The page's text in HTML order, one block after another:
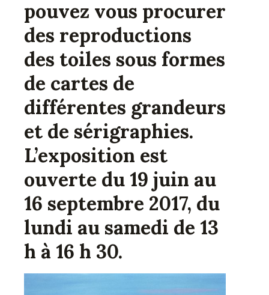
pouvez vous procurer
des reproductions
des toiles sous formes
de cartes de
différentes grandeurs
et de sérigraphies.
L’exposition est
ouverte du 19 juin au
16 septembre 2017, du
lundi au samedi de 13
h à 16 h 30.